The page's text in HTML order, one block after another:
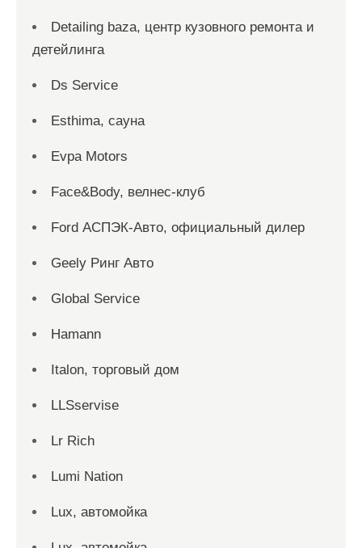
Detailing baza, центр кузовного ремонта и
детейлинга
Ds Service
Esthima, сауна
Evpa Motors
Face&Body, велнес-клуб
Ford АСПЭК-Авто, официальный дилер
Geely Ринг Авто
Global Service
Hamann
Italon, торговый дом
LLSservise
Lr Rich
Lumi Nation
Lux, автомойка